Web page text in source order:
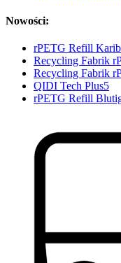
Nowości:
rPETG Refill
Recycling Fabrik
Recycling Fabrik
QIDI Tech Plus5
rPETG Refill